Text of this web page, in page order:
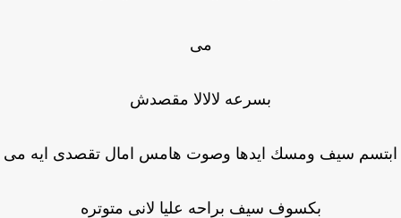
مى
بسرعه لالالا مقصدش
سيف ومسك ايدها وصوت هامس امال تقصدى ايه مى
بكسوف سيف براحه عليا لانى متوتره